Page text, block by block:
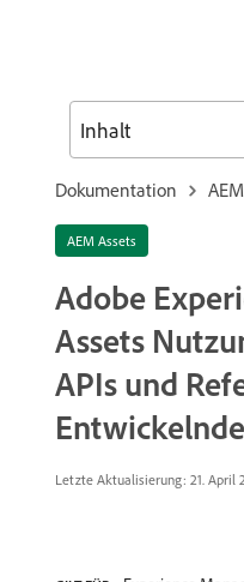
Dokumentation AEM
AEM Assets
Adobe
Assets
APIs und
Entwickelnde
Letzte Aktualisierung: 21. April
Inhalt